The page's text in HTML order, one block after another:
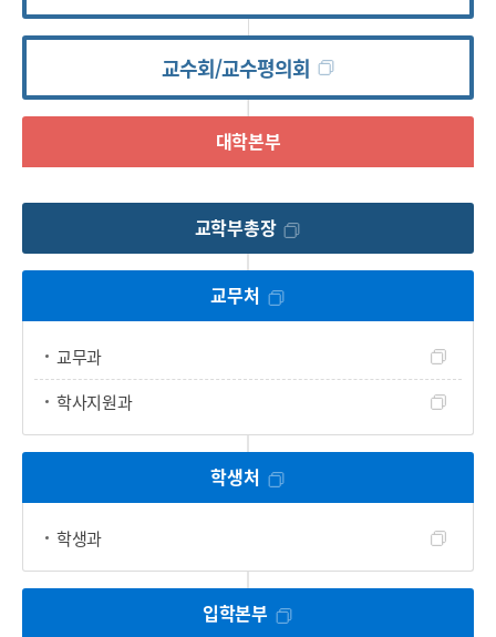
교수회/교수평의회
대학본부
교학부총장
교무처
교무과
학사지원과
학생처
학생과
입학본부